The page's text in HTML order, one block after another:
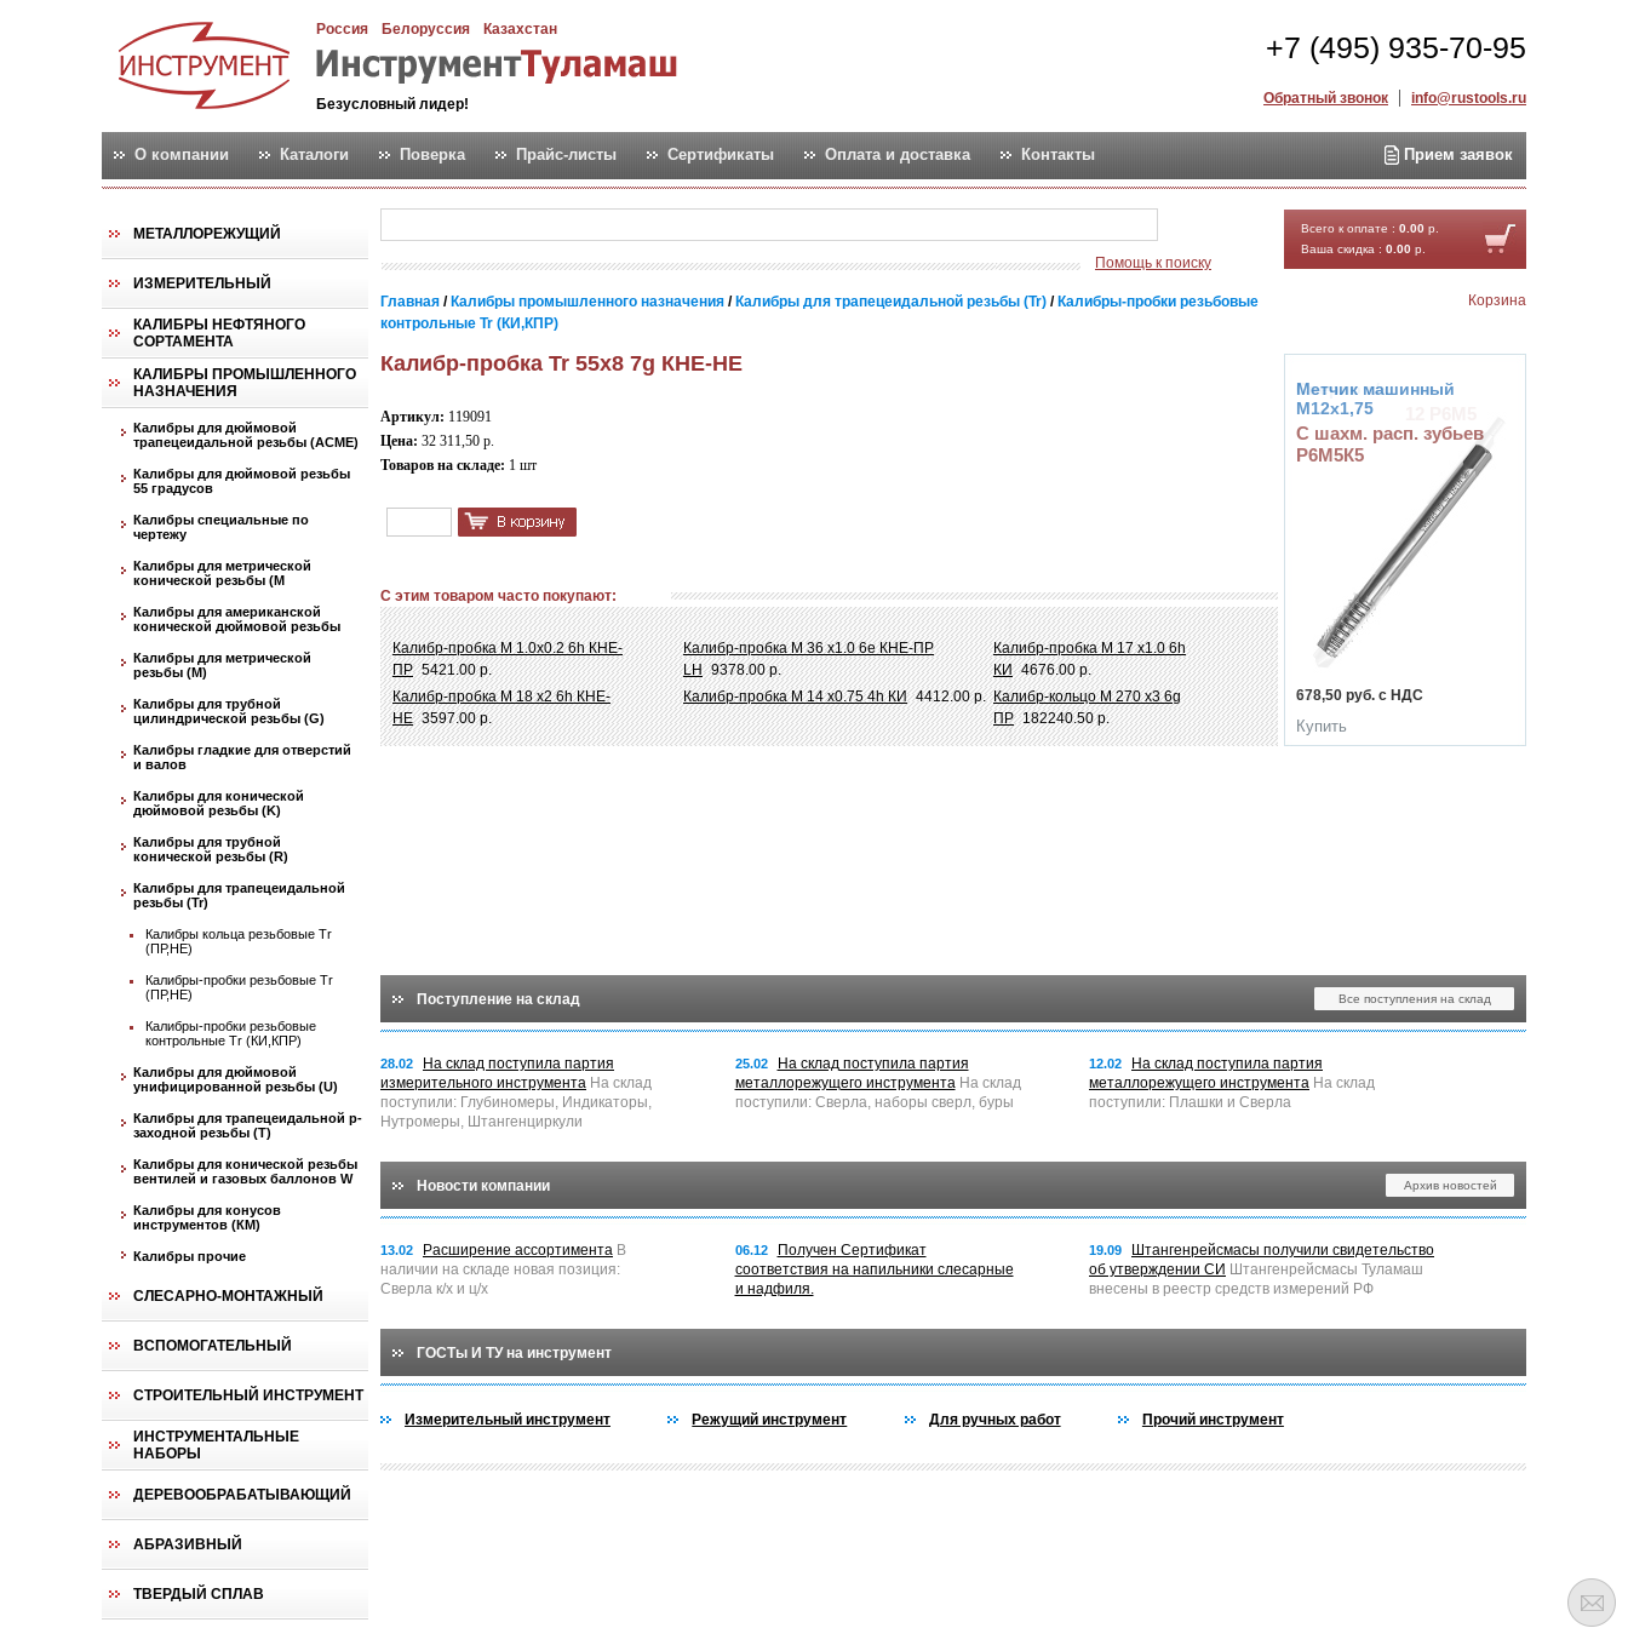
Россия Белоруссия Казахстан
Безусловный лидер!
+7 (495) 935-70-95
Обратный звонок info@rustools.ru
О компании Каталоги Поверка Прайс-листы Сертификаты Оплата и доставка Контакты Прием заявок
МЕТАЛЛОРЕЖУЩИЙ
ИЗМЕРИТЕЛЬНЫЙ
КАЛИБРЫ НЕФТЯНОГО
СОРТАМЕНТА
КАЛИБРЫ ПРОМЫШЛЕННОГО
НАЗНАЧЕНИЯ
Калибры для дюймовой
трапецеидальной резьбы (АСМЕ)
Калибры для дюймовой резьбы
55 градусов
Калибры специальные по
чертежу
Калибры для метрической
конической резьбы (М
Калибры для американской
конической дюймовой резьбы
Калибры для метрической
резьбы (М)
Калибры для трубной
цилиндрической резьбы (G)
Калибры гладкие для отверстий
и валов
Калибры для конической
дюймовой резьбы (K)
Калибры для трубной
конической резьбы (R)
Калибры для трапецеидальной
резьбы (Tr)
Калибры кольца резьбовые Tr
(ПР,НЕ)
Калибры-пробки резьбовые Tr
(ПР,НЕ)
Калибры-пробки резьбовые
контрольные Tr (КИ,КПР)
Калибры для дюймовой
унифицированной резьбы (U)
Калибры для трапецеидальной p-
заходной резьбы (T)
Калибры для конической резьбы
вентилей и газовых баллонов W
Калибры для конусов
инструментов (КМ)
Калибры прочие
СЛЕСАРНО-МОНТАЖНЫЙ
ВСПОМОГАТЕЛЬНЫЙ
СТРОИТЕЛЬНЫЙ ИНСТРУМЕНТ
ИНСТРУМЕНТАЛЬНЫЕ
НАБОРЫ
ДЕРЕВООБРАБАТЫВАЮЩИЙ
АБРАЗИВНЫЙ
ТВЕРДЫЙ СПЛАВ
Помощь к поиску
Всего к оплате : 0.00 р.
Ваша скидка : 0.00 р.
Корзина
Главная / Калибры промышленного назначения / Калибры для трапецеидальной резьбы (Tr) / Калибры-пробки резьбовые
контрольные Tr (КИ,КПР)
Калибр-пробка Tr 55х8 7g КНЕ-НЕ
Артикул: 119091
Цена: 32 311,50 р.
Товаров на складе: 1 шт
С этим товаром часто покупают:
Калибр-пробка М 1.0х0.2 6h КНЕ-
ПР 5421.00 р.
Калибр-пробка М 36 х1.0 6e КНЕ-ПР
LH 9378.00 р.
Калибр-пробка М 17 х1.0 6h
КИ 4676.00 р.
Калибр-пробка М 18 х2 6h КНЕ-
НЕ 3597.00 р.
Калибр-пробка М 14 х0.75 4h КИ 4412.00 р. Калибр-кольцо М 270 х3 6g
ПР 182240.50 р.
678,50 руб. с НДС
Купить
Метчик машинный
М12х1,75
С шахм. расп. зубьев
Р6М5К5
Поступление на склад Все поступления на склад
28.02
На склад поступила партия
измерительного инструмента На склад
поступили: Глубиномеры, Индикаторы,
Нутромеры, Штангенциркули
25.02
На склад поступила партия
металлорежущего инструментаНа склад
поступили: Сверла, наборы сверл, буры
12.02
На склад поступила партия
металлорежущего инструмента На склад
поступили: Плашки и Сверла
Новости компании Архив новостей
13.02 Расширение ассортимента В
наличии на складе новая позиция:
Сверла к/х и ц/х
06.12
Получен Сертификат
соответствия на напильники слесарные
и надфиля.
19.09
Штангенрейсмасы получили свидетельство
об утверждении СИ Штангенрейсмасы Туламаш
внесены в реестр средств измерений РФ
ГОСТы И ТУ на инструмент
Измерительный инструмент Режущий инструмент Для ручных работ Прочий инструмент